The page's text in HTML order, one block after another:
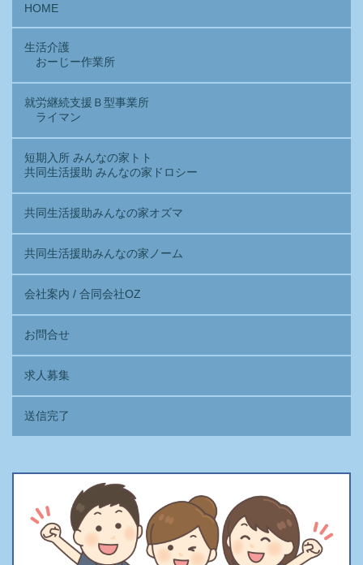
HOME
生活介護
おーじー作業所
就労継続支援Ｂ型事業所
ライマン
短期入所 みんなの家トト
共同生活援助 みんなの家ドロシー
共同生活援助みんなの家オズマ
共同生活援助みんなの家ノーム
会社案内 / 合同会社OZ
お問合せ
求人募集
送信完了